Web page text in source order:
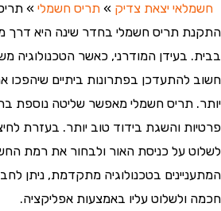
יצאת צדיק »תריס חשמלי»תריס
תריס חשמלי בחדר שינה היא דרך
המודרני, כאשר הטכנולוגיה משרתת
בפתרונות ביתיים שיהפכו את
תריס חשמלי מאפשר שליטה נוספת
והשגת בידוד טוב יותר. בעזרת לחיצה
על כניסת האור ולבחור את רמת החשיפה
בטכנולוגיה מתקדמת, ניתן לחבר
עליו באמצעות אפליקציה.